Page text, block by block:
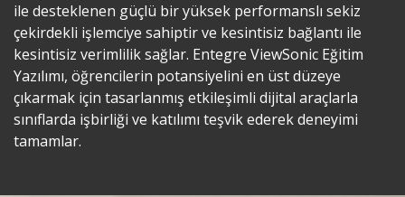
ile desteklenen güçlü bir yüksek performanslı sekiz
çekirdekli işlemciye sahiptir ve kesintisiz bağlantı ile
kesintisiz verimlilik sağlar. Entegre ViewSonic Eğitim
Yazılımı, öğrencilerin potansiyelini en üst düzeye
çıkarmak için tasarlanmış etkileşimli dijital araçlarla
sınıflarda işbirliği ve katılımı teşvik ederek deneyimi
tamamlar.